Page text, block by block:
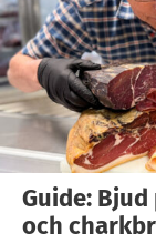
Guide:
och